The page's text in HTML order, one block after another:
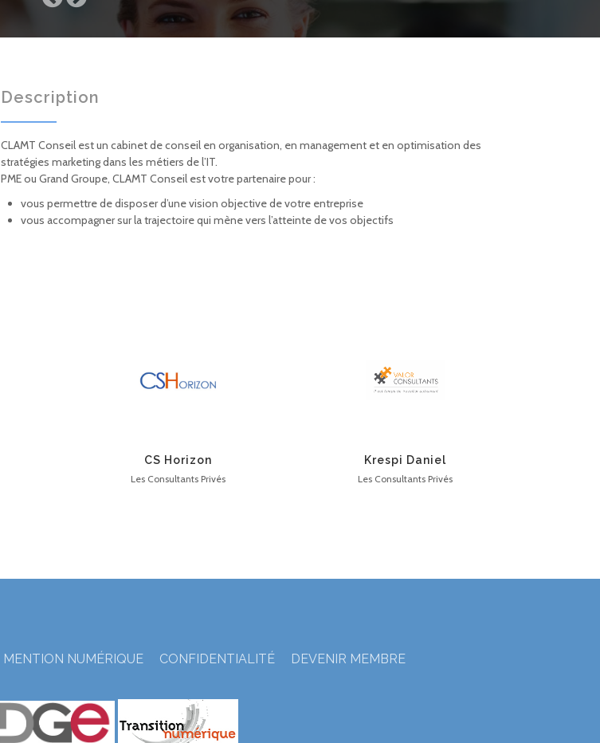
Description
CLAMT Conseil est un cabinet de conseil en organisation, en management et en optimisation des
stratégies marketing dans les métiers de l’IT.
PME ou Grand Groupe, CLAMT Conseil est votre partenaire pour :
vous permettre de disposer d’une vision objective de votre entreprise
vous accompagner sur la trajectoire qui mène vers l’atteinte de vos objectifs
CS Horizon
Les Consultants Privés
Krespi Daniel
Les Consultants Privés
MENTION NUMÉRIQUE CONFIDENTIALITÉ DEVENIR MEMBRE